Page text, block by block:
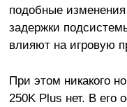
подобные
задержки
влияют на игровую
При этом никакого
250K Plus нет. В его